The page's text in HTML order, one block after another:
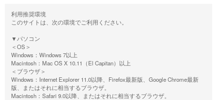
利用推奨環境
このサイトは、次の環境でご利用ください。
▼パソコン
＜OS＞
Windows：Windows 7以上
Macintosh：Mac OS X 10.11（El Capitan）以上
＜ブラウザ＞
Windows：Internet Explorer 11.0以降、Firefox最新版、Google Chrome最新
版、またはそれに相当するブラウザ。
Macintosh：Safari 9.0以降、またはそれに相当するブラウザ。